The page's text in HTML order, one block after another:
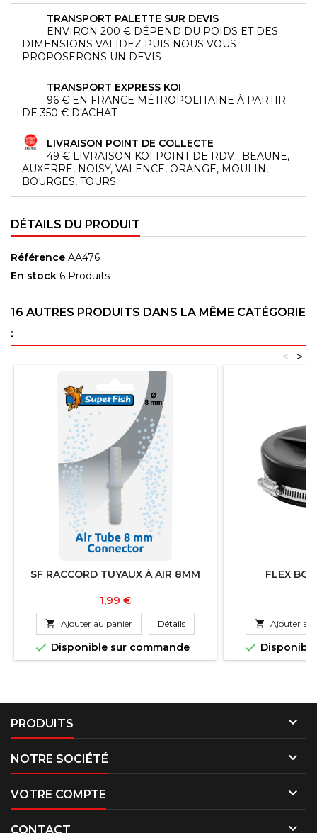
TRANSPORT PALETTE SUR DEVIS
ENVIRON 200 € DÉPEND DU POIDS ET DES
DIMENSIONS VALIDEZ PUIS NOUS VOUS
PROPOSERONS UN DEVIS
TRANSPORT EXPRESS KOI
96 € EN FRANCE MÉTROPOLITAINE À PARTIR
DE 350 € D'ACHAT
LIVRAISON POINT DE COLLECTE
49 € LIVRAISON KOI POINT DE RDV : BEAUNE,
AUXERRE, NOISY, VALENCE, ORANGE, MOULIN,
BOURGES, TOURS
DÉTAILS DU PRODUIT
Référence AA476
En stock 6 Produits
16 AUTRES PRODUITS DANS LA MÊME CATÉGORIE
:
>
<
SF RACCORD TUYAUX À AIR 8MM
Prix
1,99 €
 Ajouter au panier Détails
 Disponible sur commande
FLEX
 Ajouter au

PRODUITS 
NOTRE SOCIÉTÉ 
VOTRE COMPTE 
CONTACT 